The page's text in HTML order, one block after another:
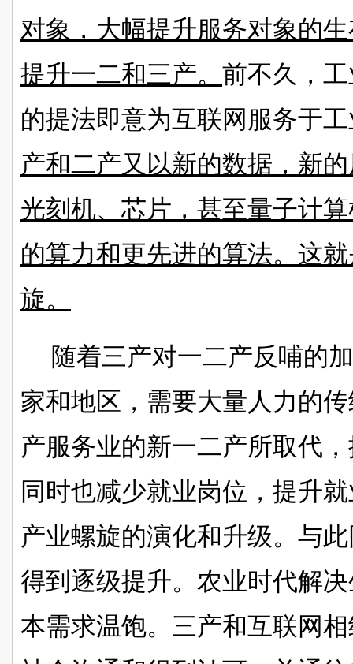
对象，大幅提升服务对象的
提升一二和三产。 前不久，
的提法即意为互联网服务于
产和二产又以新的数据，新
光刻机、芯片，甚至量子计
的算力和更先进的算法。这
旋。
随着三产对一二产反哺的
家和地区，需要大量人力的
产服务业的新一二产所取代
同时也减少就业岗位，提升
产业螺旋的演化和升级。与
得到逐级提升。 农业时代解
本需求温饱。三产和互联网